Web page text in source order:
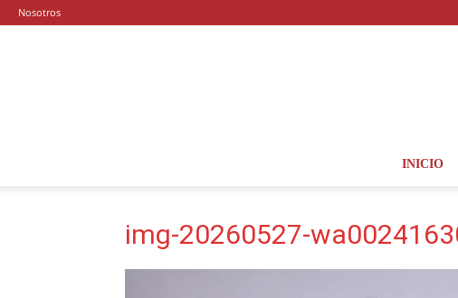
Nosotros
INICIO
img-20260527-